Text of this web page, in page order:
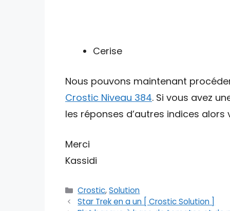
Cerise
Nous pouvons maintenant
Crostic Niveau 384. Si vous avez
les réponses d’autres indices
Merci
Kassidi
Catégories
Crostic,Solution
Star Trek en a un [ Crostic Solution ]